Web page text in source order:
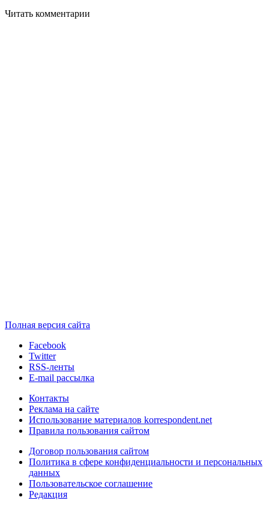
Читать комментарии
Полная версия сайта
Facebook
Twitter
RSS-ленты
E-mail рассылка
Контакты
Реклама на сайте
Использование материалов korrespondent.net
Правила пользования сайтом
Договор пользования сайтом
Политика в сфере конфиденциальности и персональных
данных
Пользовательское соглашение
Редакция